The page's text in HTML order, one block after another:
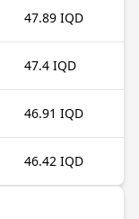
47.89 IQD
47.4 IQD
46.91 IQD
46.42 IQD